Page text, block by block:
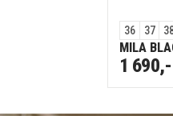
36 37
MILA
1 690,-